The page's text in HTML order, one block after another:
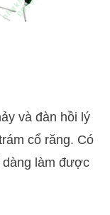
và đàn hồi lý
cổ răng. Có
dàng làm được